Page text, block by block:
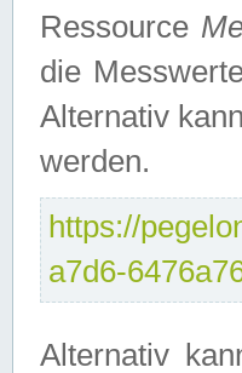
Ressource
die
Alternativ
werden.
https://
a7d6-
Alternativ